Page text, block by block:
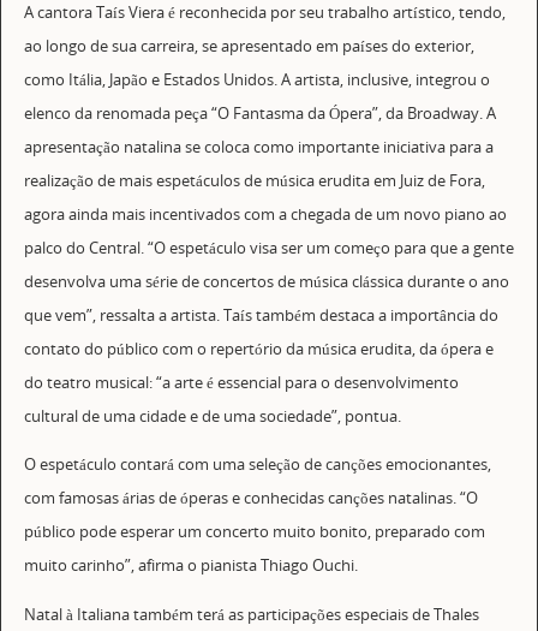
A cantora Taís Viera é reconhecida por seu trabalho artístico, tendo,
ao longo de sua carreira, se apresentado em países do exterior,
como Itália, Japão e Estados Unidos. A artista, inclusive, integrou o
elenco da renomada peça “O Fantasma da Ópera”, da Broadway. A
apresentação natalina se coloca como importante iniciativa para a
realização de mais espetáculos de música erudita em Juiz de Fora,
agora ainda mais incentivados com a chegada de um novo piano ao
palco do Central. “O espetáculo visa ser um começo para que a gente
desenvolva uma série de concertos de música clássica durante o ano
que vem”, ressalta a artista. Taís também destaca a importância do
contato do público com o repertório da música erudita, da ópera e
do teatro musical: “a arte é essencial para o desenvolvimento
cultural de uma cidade e de uma sociedade”, pontua.
O espetáculo contará com uma seleção de canções emocionantes,
com famosas árias de óperas e conhecidas canções natalinas. “O
público pode esperar um concerto muito bonito, preparado com
muito carinho”, afirma o pianista Thiago Ouchi.
Natal à Italiana também terá as participações especiais de Thales